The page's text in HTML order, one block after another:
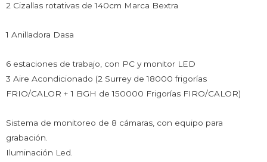
2 Cizallas rotativas de 140cm Marca Bextra
1 Anilladora Dasa
6 estaciones de trabajo, con PC y monitor LED
3 Aire Acondicionado (2 Surrey de 18000 frigorías
FRIO/CALOR + 1 BGH de 150000 Frigorías FIRO/CALOR)
Sistema de monitoreo de 8 cámaras, con equipo para
grabación.
Iluminación Led.